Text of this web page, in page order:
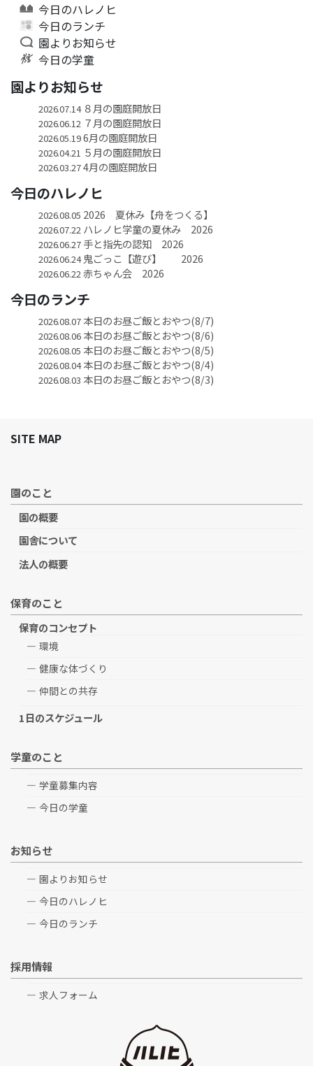
今日のハレノヒ
今日のランチ
園よりお知らせ
今日の学童
園よりお知らせ
2026.07.14８月の園庭開放日
2026.06.12 ７月の園庭開放日
2026.05.196月の園庭開放日
2026.04.21 ５月の園庭開放日
2026.03.274月の園庭開放日
今日のハレノヒ
2026.08.05 2026 夏休み【舟をつくる】
2026.07.22 ハレノヒ学童の夏休み 2026
2026.06.27手と指先の認知 2026
2026.06.24鬼ごっこ【遊び】 2026
2026.06.22赤ちゃん会 2026
今日のランチ
2026.08.07本日のお昼ご飯とおやつ(8/7)
2026.08.06本日のお昼ご飯とおやつ(8/6)
2026.08.05 本日のお昼ご飯とおやつ(8/5)
2026.08.04本日のお昼ご飯とおやつ(8/4)
2026.08.03 本日のお昼ご飯とおやつ(8/3)
SITE MAP
園のこと
園の概要
園舎について
法人の概要
保育のこと
保育のコンセプト
環境
健康な体づくり
仲間との共存
1日のスケジュール
学童のこと
学童募集内容
今日の学童
お知らせ
園よりお知らせ
今日のハレノヒ
今日のランチ
採用情報
求人フォーム